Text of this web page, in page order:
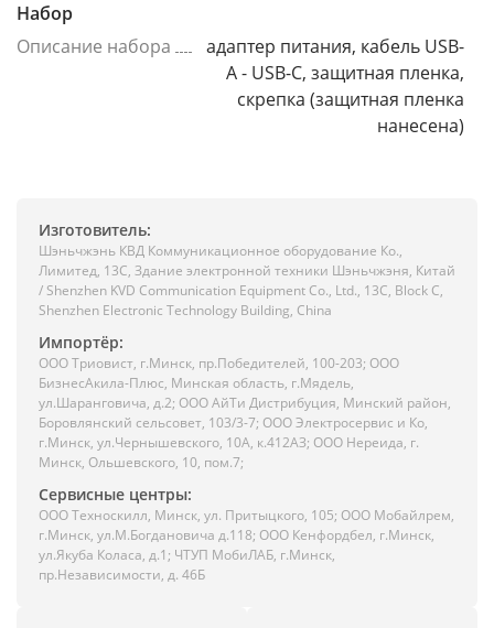
Набор
Описание набора
адаптер питания, кабель USB-
A - USB-C, защитная пленка,
скрепка (защитная пленка
нанесена)
Изготовитель:
Шэньчжэнь КВД Коммуникационное оборудование Ко.,
Лимитед, 13C, Здание электронной техники Шэньчжэня, Китай
/ Shenzhen KVD Communication Equipment Co., Ltd., 13C, Block C,
Shenzhen Electronic Technology Building, China
Импортёр:
ООО Триовист, г.Минск, пр.Победителей, 100-203; ООО
БизнесАкила-Плюс, Минская область, г.Мядель,
ул.Шаранговича, д.2; ООО АйТи Дистрибуция, Минский район,
Боровлянский сельсовет, 103/3-7; ООО Электросервис и Ко,
г.Минск, ул.Чернышевского, 10А, к.412АЗ; ООО Нереида, г.
Минск, Ольшевского, 10, пом.7;
Сервисные центры:
ООО Техноскилл, Минск, ул. Притыцкого, 105; ООО Мобайлрем,
г.Минск, ул.М.Богдановича д.118; ООО Кенфордбел, г.Минск,
ул.Якуба Коласа, д.1; ЧТУП МобиЛАБ, г.Минск,
пр.Независимости, д. 46Б